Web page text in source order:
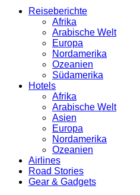
Reiseberichte
Afrika
Arabische Welt
Europa
Nordamerika
Ozeanien
Südamerika
Hotels
Afrika
Arabische Welt
Asien
Europa
Nordamerika
Ozeanien
Airlines
Road Stories
Gear & Gadgets